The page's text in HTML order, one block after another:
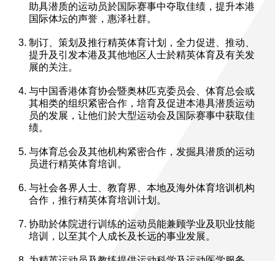
助具潜质的运动员於国际赛事中夺取佳绩，提升本港
国际体坛的声誉，惠泽社群。
制订、策划及推行精英体育计划，全力促进、推动、
提升及引发本港及其他地区人士於精英体育及有关发
展的关注。
与中国香港体育协会暨奥林匹克委员会、体育总会或
其相类的组织紧密合作，培育及促进本港具潜质运动
员的发展，让他们於大型运动会及国际赛事中获取佳
绩。
与体育总会及其他机构紧密合作，发掘具潜质的运动
员进行精英体育培训。
与社会各界人士、教育界、本地及海外体育培训机构
合作，推行精英体育培训计划。
协助於体院进行训练的运动员能兼顾学业及职业技能
培训，以至其个人成长及长远的事业发展。